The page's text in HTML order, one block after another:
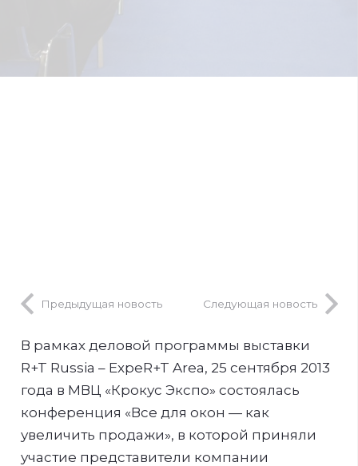
Предыдущая новость Следующая новость
В рамках деловой программы выставки
R+T Russia – ExpeR+T Area, 25 сентября 2013
года в МВЦ «Крокус Экспо» состоялась
конференция «Все для окон — как
увеличить продажи», в которой приняли
участие представители компании